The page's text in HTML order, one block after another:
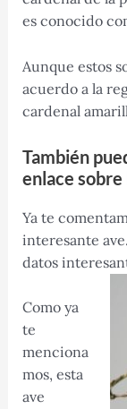
es conocido
Aunque estos
acuerdo a la
cardenal
También
enlace sobre
Ya te
interesante
datos
Como ya
te
menciona
mos, esta
ave